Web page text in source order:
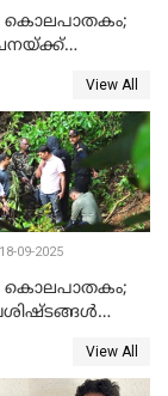
കൊലപാതകം;
View All
09-2025
View All